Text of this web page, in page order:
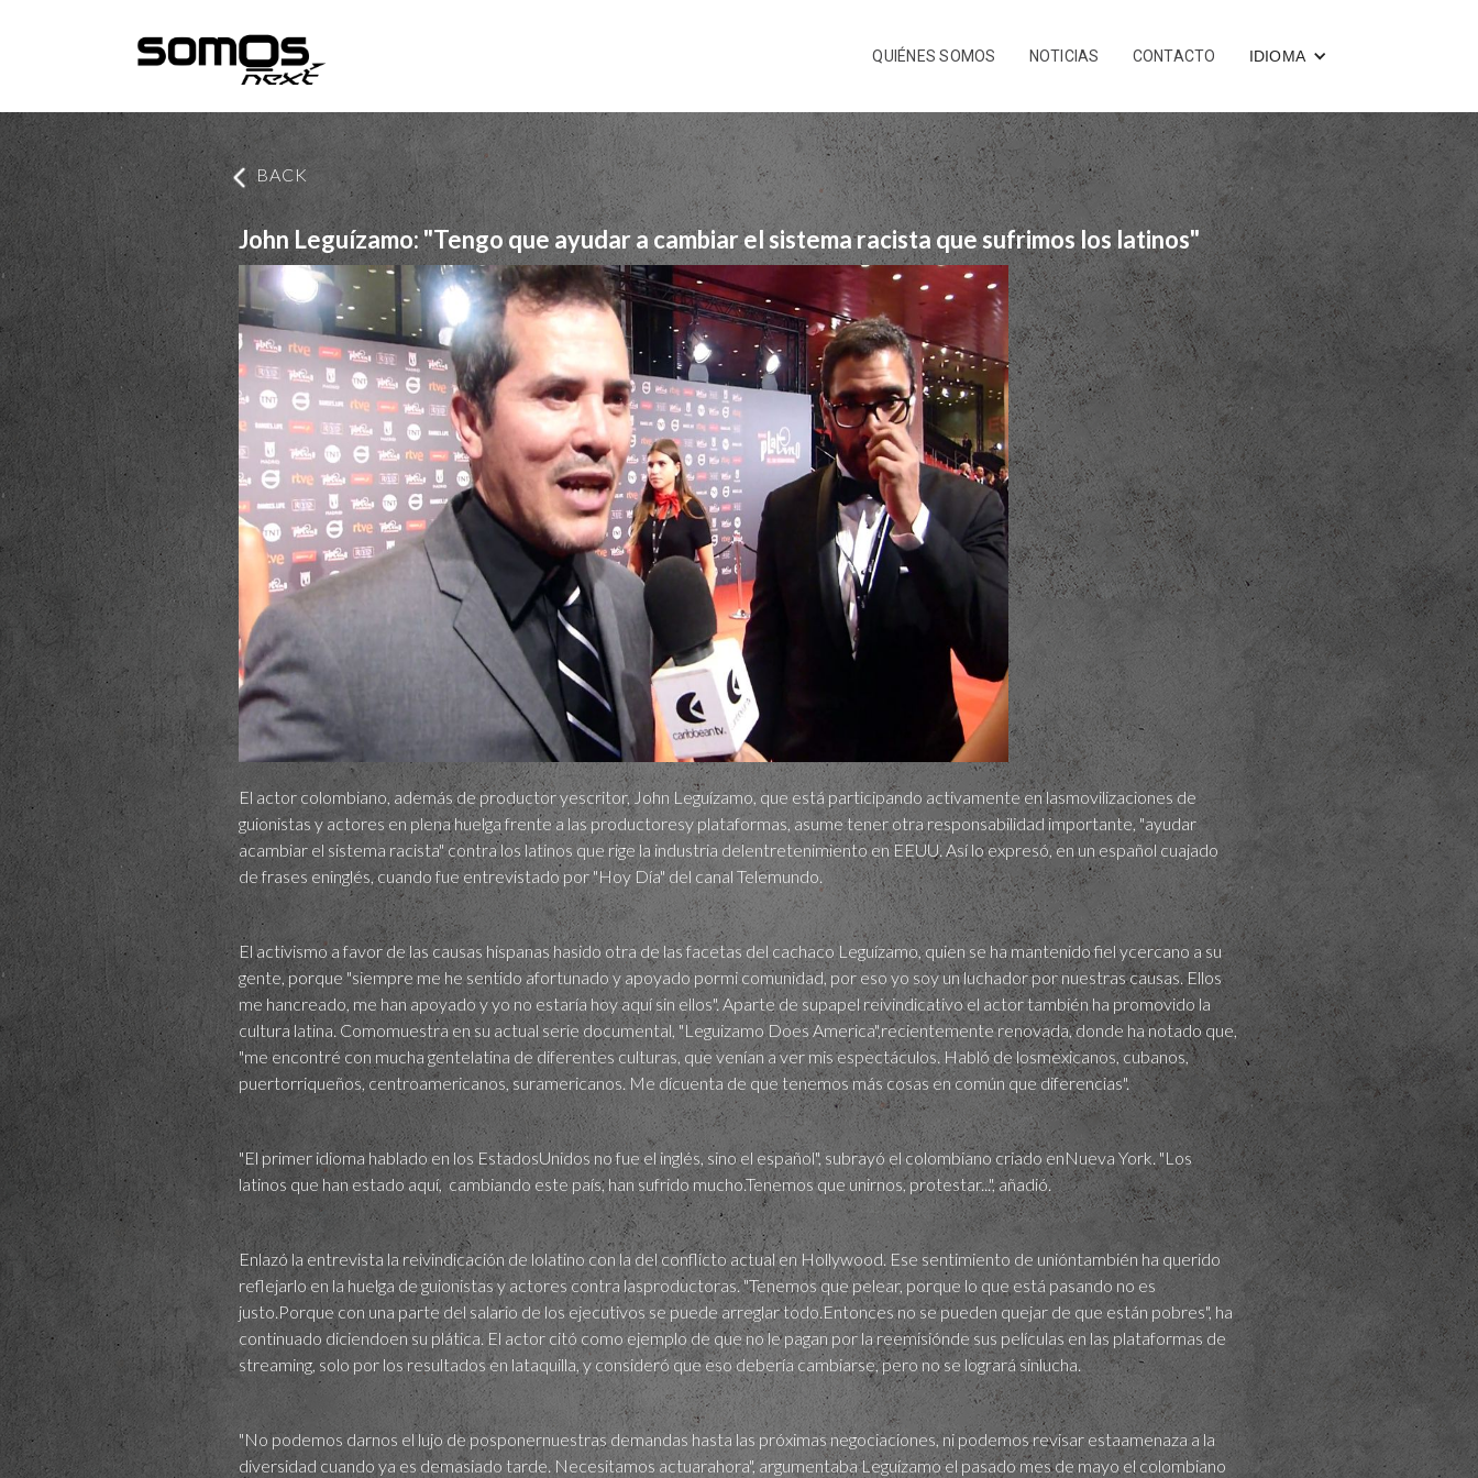
QUIÉNES SOMOS NOTICIAS CONTACTO IDIOMA
BACK
John Leguízamo: "Tengo que ayudar a cambiar el sistema racista que sufrimos los latinos"
El actor colombiano, además de productor yescritor, John Leguízamo, que está participando activamente en lasmovilizaciones de
guionistas y actores en plena huelga frente a las productoresy plataformas, asume tener otra responsabilidad importante, "ayudar
acambiar el sistema racista" contra los latinos que rige la industria delentretenimiento en EEUU. Así lo expresó, en un español cuajado
de frases eninglés, cuando fue entrevistado por "Hoy Día" del canal Telemundo.
El activismo a favor de las causas hispanas hasido otra de las facetas del cachaco Leguízamo, quien se ha mantenido fiel ycercano a su
gente, porque "siempre me he sentido afortunado y apoyado pormi comunidad, por eso yo soy un luchador por nuestras causas. Ellos
me hancreado, me han apoyado y yo no estaría hoy aquí sin ellos". Aparte de supapel reivindicativo el actor también ha promovido la
cultura latina. Comomuestra en su actual serie documental, "Leguizamo Does America",recientemente renovada, donde ha notado que,
"me encontré con mucha gentelatina de diferentes culturas, que venían a ver mis espectáculos. Habló de losmexicanos, cubanos,
puertorriqueños, centroamericanos, suramericanos. Me dícuenta de que tenemos más cosas en común que diferencias".
"El primer idioma hablado en los EstadosUnidos no fue el inglés, sino el español", subrayó el colombiano criado enNueva York. "Los
latinos que han estado aquí, cambiando este país, han sufrido mucho.Tenemos que unirnos, protestar...", añadió.
Enlazó la entrevista la reivindicación de lolatino con la del conflicto actual en Hollywood. Ese sentimiento de unióntambién ha querido
reflejarlo en la huelga de guionistas y actores contra lasproductoras. "Tenemos que pelear, porque lo que está pasando no es
justo.Porque con una parte del salario de los ejecutivos se puede arreglar todo.Entonces no se pueden quejar de que están pobres", ha
continuado diciendoen su plática. El actor citó como ejemplo de que no le pagan por la reemisiónde sus películas en las plataformas de
streaming, solo por los resultados en lataquilla, y consideró que eso debería cambiarse, pero no se logrará sinlucha.
"No podemos darnos el lujo de posponernuestras demandas hasta las próximas negociaciones, ni podemos revisar estaamenaza a la
diversidad cuando ya es demasiado tarde. Necesitamos actuarahora", argumentaba Leguízamo el pasado mes de mayo el colombiano